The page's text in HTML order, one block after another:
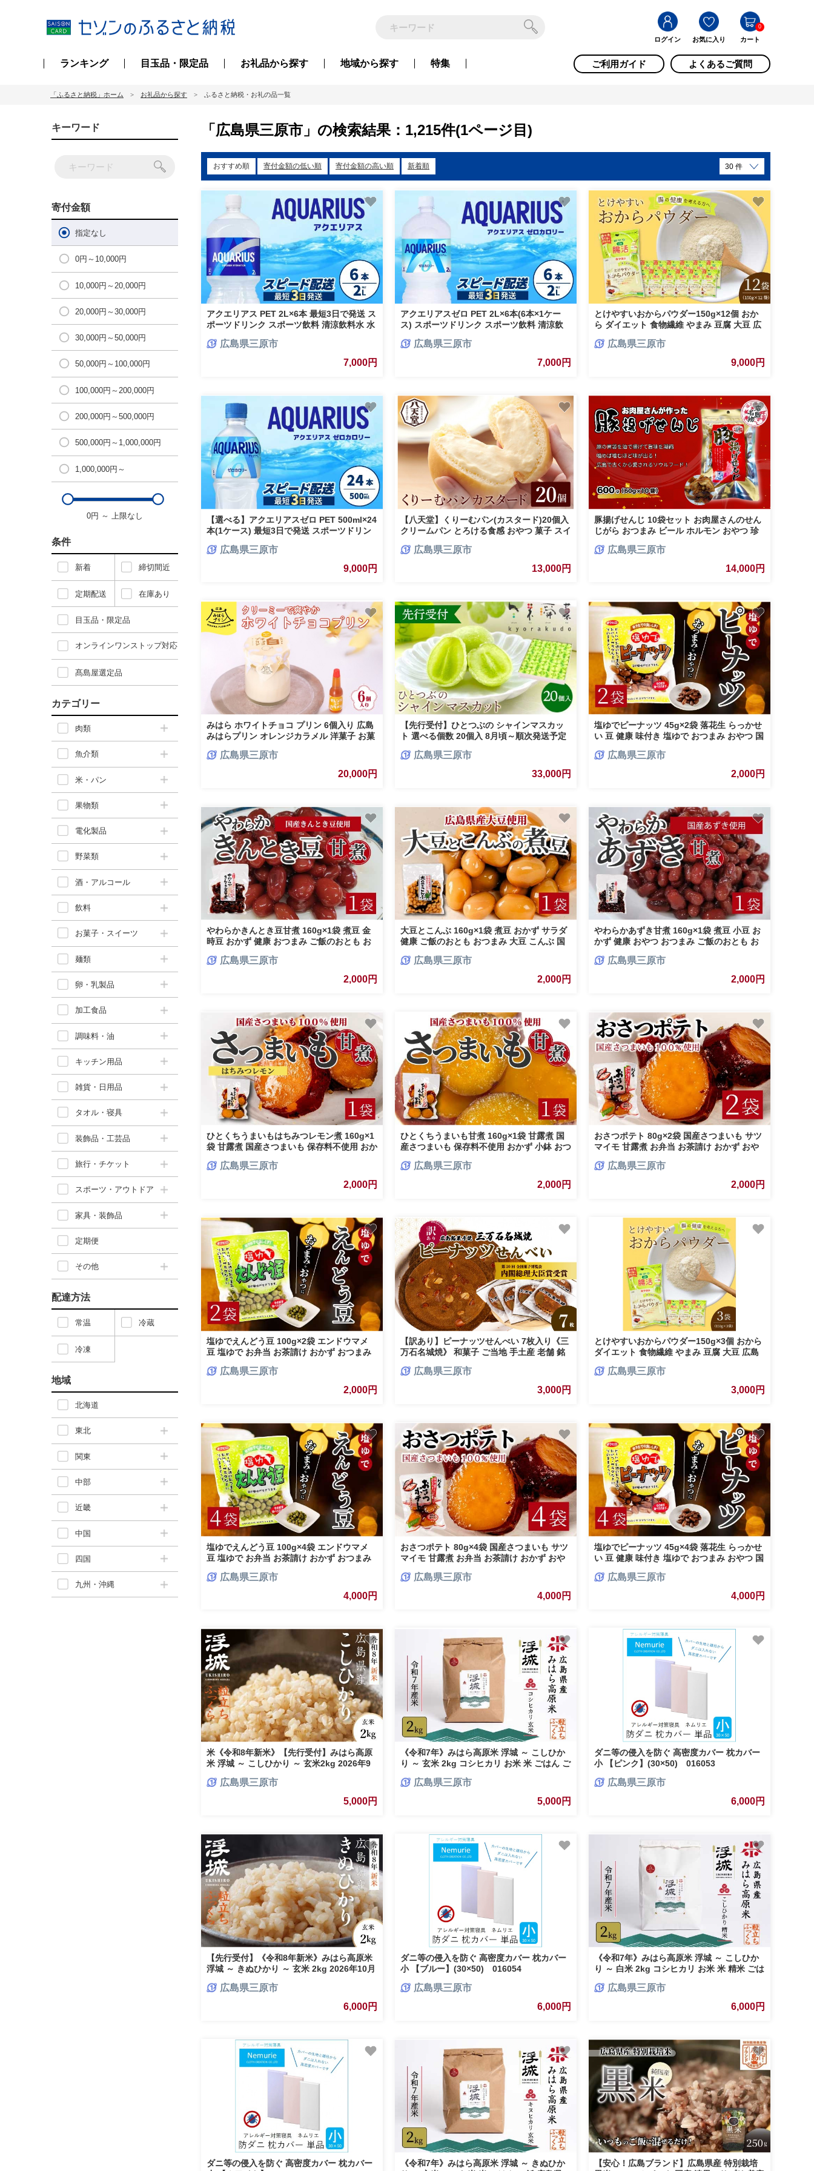
ログイン お気に入り カート
0
ランキング 目玉品・限定品 お礼品から探す 地域から探す 特集 ご利用ガイド よくあるご質問
「ふるさと納税」ホーム お礼品から探す ふるさと納税・お礼の品一覧
キーワード
寄付金額
指定なし
0円～10,000円
10,000円～20,000円
20,000円～30,000円
30,000円～50,000円
50,000円～100,000円
100,000円～200,000円
200,000円～500,000円
500,000円～1,000,000円
1,000,000円～
0円 ～ 上限なし
条件
新着 締切間近
定期配送 在庫あり
目玉品・限定品
オンラインワンストップ対応
髙島屋選定品
カテゴリー
肉類
魚介類
米・パン
果物類
電化製品
野菜類
酒・アルコール
飲料
お菓子・スイーツ
麺類
卵・乳製品
加工食品
調味料・油
キッチン用品
雑貨・日用品
タオル・寝具
装飾品・工芸品
旅行・チケット
スポーツ・アウトドア
家具・装飾品
定期便
その他
配達方法
常温 冷蔵
冷凍
地域
北海道
東北
関東
中部
近畿
中国
四国
九州・沖縄
「広島県三原市」の検索結果：1,215件(1ページ目)
おすすめ順 寄付金額の低い順 寄付金額の高い順 新着順
アクエリアス PET 2L×6本 最短3日で発送 ス
ポーツドリンク スポーツ飲料 清涼飲料水 水
災害用 014043
広島県三原市
7,000円
アクエリアスゼロ PET 2L×6本(6本×1ケー
ス) スポーツドリンク スポーツ飲料 清涼飲
買い まとめ買い 備蓄 災害用 014039
広島県三原市
7,000円
とけやすいおからパウダー150g×12個 おか
ら ダイエット 食物繊維 やまみ 豆腐 大豆 広
広島県三原市
9,000円
【選べる】アクエリアスゼロ PET 500ml×24
本(1ケース) 最短3日で発送 スポーツドリン
ーゼロ ペットボトル 箱買い まとめ買い
広島県三原市
9,000円
【八天堂】くりーむパン(カスタード)20個入
クリームパン とろける食感 おやつ 菓子 スイ
子どもが喜ぶ ギフト ランキング 高評価 広島
広島県三原市
13,000円
豚揚げせんじ 10袋セット お肉屋さんのせん
じがら おつまみ ビール ホルモン おやつ 珍
広島県三原市
14,000円
みはら ホワイトチョコ プリン 6個入り 広島
みはらプリン オレンジカラメル 洋菓子 お菓
ンジ ギフト 078001
広島県三原市
20,000円
【先行受付】ひとつぶの シャインマスカッ
ト 選べる個数 20個入 8月頃～順次発送予定
インマスカット もぎたて 夏季限定 晴王 求肥
広島県三原市
33,000円
塩ゆでピーナッツ 45g×2袋 落花生 らっかせ
い 豆 健康 味付き 塩ゆで おつまみ おやつ 国
広島県三原市
2,000円
やわらかきんとき豆甘煮 160g×1袋 煮豆 金
時豆 おかず 健康 おつまみ ご飯のおとも お
広島県三原市
2,000円
大豆とこんぶ 160g×1袋 煮豆 おかず サラダ
健康 ご飯のおとも おつまみ 大豆 こんぶ 国
広島県三原市
2,000円
やわらかあずき甘煮 160g×1袋 煮豆 小豆 お
かず 健康 おやつ おつまみ ご飯のおとも お
広島県三原市
2,000円
ひとくちうまいもはちみつレモン煮 160g×1
袋 甘露煮 国産さつまいも 保存料不使用 おか
モ 釜炊き 043049
広島県三原市
2,000円
ひとくちうまいも甘煮 160g×1袋 甘露煮 国
産さつまいも 保存料不使用 おかず 小鉢 おつ
043047広島県三原市
2,000円
おさつポテト 80g×2袋 国産さつまいも サツ
マイモ 甘露煮 お弁当 お茶請け おかず おや
広島県三原市
2,000円
塩ゆでえんどう豆 100g×2袋 エンドウマメ
豆 塩ゆで お弁当 お茶請け おかず おつまみ
広島県三原市
2,000円
【訳あり】ピーナッツせんべい 7枚入り《三
万石名城焼》 和菓子 ご当地 手土産 老舗 銘
広島県三原市
3,000円
とけやすいおからパウダー150g×3個 おから
ダイエット 食物繊維 やまみ 豆腐 大豆 広島
広島県三原市
3,000円
塩ゆでえんどう豆 100g×4袋 エンドウマメ
豆 塩ゆで お弁当 お茶請け おかず おつまみ
広島県三原市
4,000円
おさつポテト 80g×4袋 国産さつまいも サツ
マイモ 甘露煮 お弁当 お茶請け おかず おや
広島県三原市
4,000円
塩ゆでピーナッツ 45g×4袋 落花生 らっかせ
い 豆 健康 味付き 塩ゆで おつまみ おやつ 国
広島県三原市
4,000円
米《令和8年新米》【先行受付】みはら高原
米 浮城 ～ こしひかり ～ 玄米2kg 2026年9
飯 広島県 三原市 220069
広島県三原市
5,000円
《令和7年》みはら高原米 浮城 ～ こしひか
り ～ 玄米 2kg コシヒカリ お米 米 ごはん ご
広島県三原市
5,000円
ダニ等の侵入を防ぐ 高密度カバー 枕カバー
小 【ピンク】(30×50) 016053
広島県三原市
6,000円
【先行受付】《令和8年新米》みはら高原米
浮城 ～ きぬひかり ～ 玄米 2kg 2026年10月
三原市 220101
広島県三原市
6,000円
ダニ等の侵入を防ぐ 高密度カバー 枕カバー
小 【ブルー】(30×50) 016054
広島県三原市
6,000円
《令和7年》みはら高原米 浮城 ～ こしひか
り ～ 白米 2kg コシヒカリ お米 米 精米 ごは
広島県三原市
6,000円
ダニ等の侵入を防ぐ 高密度カバー 枕カバー
《令和7年》みはら高原米 浮城 ～ きぬひか
【安心！広島ブランド】広島県産 特別栽培